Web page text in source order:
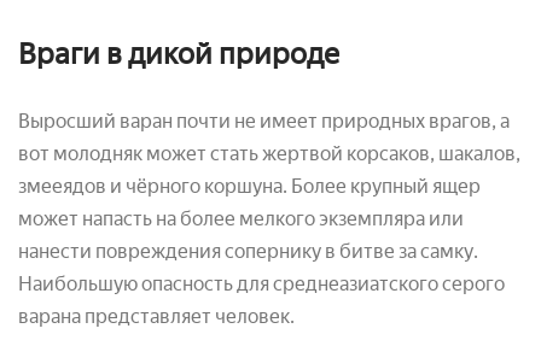
Враги в дикой природе
Выросший варан почти не имеет природных врагов, а
вот молодняк может стать жертвой корсаков, шакалов,
змееядов и чёрного коршуна. Более крупный ящер
может напасть на более мелкого экземпляра или
нанести повреждения сопернику в битве за самку.
Наибольшую опасность для среднеазиатского серого
варана представляет человек.